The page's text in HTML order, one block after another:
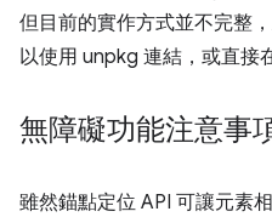
但目前的實作方式並不完整
以使用 unpkg 連結，或直接
無障礙功能注意事
雖然錨點定位 API 可讓元素